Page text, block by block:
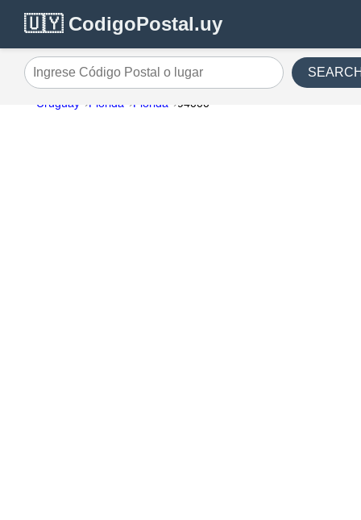
🇺🇾 CodigoPostal.uy
Ingrese Código Postal o lugar
Uruguay Florida Florida 94000